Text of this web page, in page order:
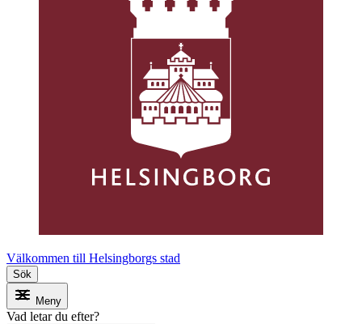
Välkommen till Helsingborgs stad
Sök
Meny
Vad letar du efter?